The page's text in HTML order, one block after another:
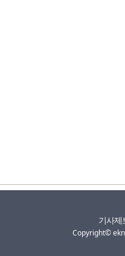
기사제
Copyright©